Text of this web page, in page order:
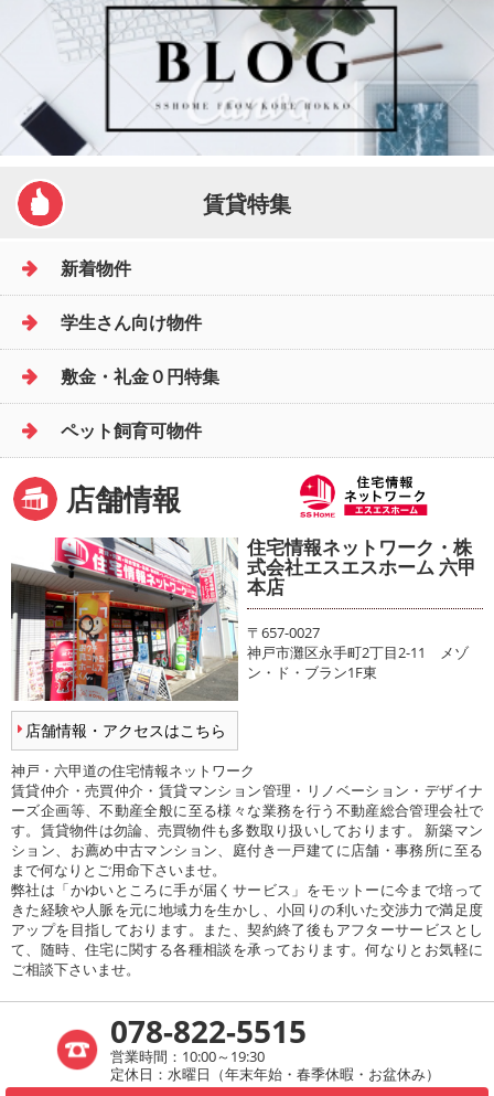
賃貸特集
新着物件
学生さん向け物件
敷金・礼金０円特集
ペット飼育可物件
店舗情報
店舗情報・アクセスはこちら
住宅情報ネットワーク・株
式会社エスエスホーム 六甲
本店
〒657-0027
神戸市灘区永手町2丁目2-11 メゾ
ン・ド・ブラン1F東
神戸・六甲道の住宅情報ネットワーク
賃貸仲介・売買仲介・賃貸マンション管理・リノベーション・デザイナ
ーズ企画等、不動産全般に至る様々な業務を行う不動産総合管理会社で
す。賃貸物件は勿論、売買物件も多数取り扱いしております。 新築マン
ション、お薦め中古マンション、庭付き一戸建てに店舗・事務所に至る
まで何なりとご用命下さいませ。
弊社は「かゆいところに手が届くサービス」をモットーに今まで培って
きた経験や人脈を元に地域力を生かし、小回りの利いた交渉力で満足度
アップを目指しております。また、契約終了後もアフターサービスとし
て、随時、住宅に関する各種相談を承っております。何なりとお気軽に
ご相談下さいませ。
078-822-5515
営業時間：10:00～19:30
定休日：水曜日（年末年始・春季休暇・お盆休み）